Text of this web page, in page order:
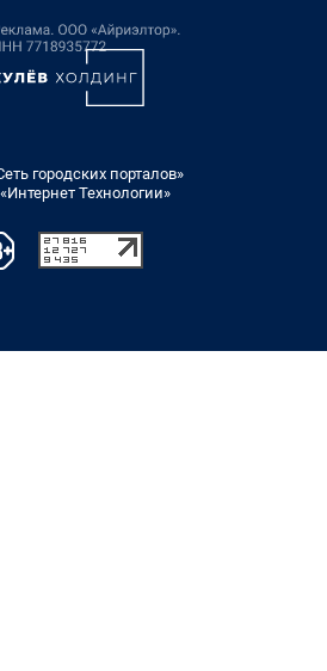
городских порталов»
Технологии»